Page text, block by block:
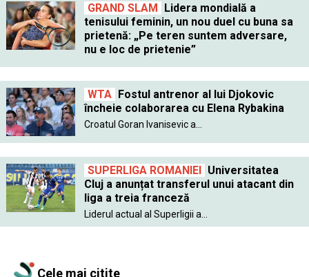
GRAND SLAM Lidera mondială a
tenisului feminin, un nou duel cu buna sa
prietenă: „Pe teren suntem adversare,
nu e loc de prietenie”
WTA Fostul antrenor al lui Djokovic
încheie colaborarea cu Elena Rybakina
Croatul Goran Ivanisevic a...
SUPERLIGA ROMANIEI Universitatea
Cluj a anunțat transferul unui atacant din
liga a treia franceză
Liderul actual al Superligii a...
Cele mai citite